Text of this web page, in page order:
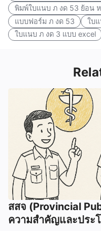
พิมพ์ใบแนบ ภ งด 53 ย้อน
แบบฟอร์ม ภ งด 53
ใบ
ใบแนบ ภ งด 3 แบบ excel
สสจ (Provincial
ความสำคัญและประ